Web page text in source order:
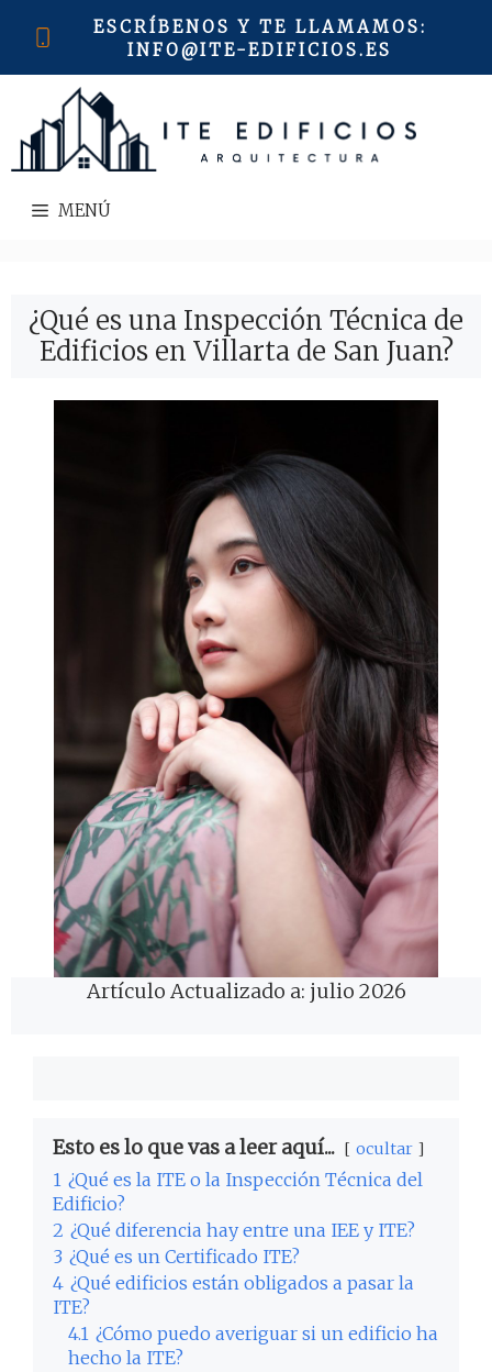
ESCRÍBENOS Y TE LLAMAMOS:
INFO@ITE-EDIFICIOS.ES
MENÚ
¿Qué es una Inspección Técnica de
Edificios en Villarta de San Juan?
Artículo Actualizado a: julio 2026
Esto es lo que vas a leer aquí... ocultar
1 ¿Qué es la ITE o la Inspección Técnica del
Edificio?
2 ¿Qué diferencia hay entre una IEE y ITE?
3 ¿Qué es un Certificado ITE?
4 ¿Qué edificios están obligados a pasar la
ITE?
4.1 ¿Cómo puedo averiguar si un edificio ha
hecho la ITE?